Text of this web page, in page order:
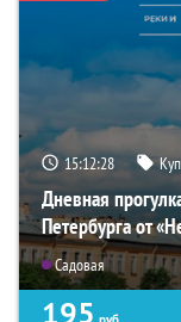
15:12:26
Дневная
Петербурга от
Садовая